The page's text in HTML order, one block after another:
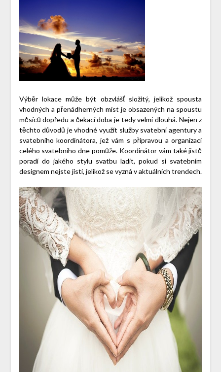
Výběr lokace může být obzvlášť složitý, jelikož spousta
vhodných a přenádherných míst je obsazených na spoustu
měsíců dopředu a čekací doba je tedy velmi dlouhá. Nejen z
těchto důvodů je vhodné využít služby svatební agentury a
svatebního koordinátora, jež vám s přípravou a organizací
celého svatebního dne pomůže. Koordinátor vám také jistě
poradí do jakého stylu svatbu ladit, pokud si svatebním
designem nejste jisti, jelikož se vyzná v aktuálních trendech.